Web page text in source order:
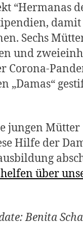
“Hermanas
damit
Sechs
und
Corona-
„Damas“
jungen Mütter
Hilfe der
über
Benita